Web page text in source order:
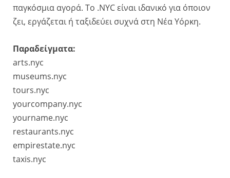
παγκόσμια αγορά. Το .NYC είναι ιδανικό για όποιον
ζει, εργάζεται ή ταξιδεύει συχνά στη Νέα Υόρκη.
Παραδείγματα:
arts.nyc
museums.nyc
tours.nyc
yourcompany.nyc
yourname.nyc
restaurants.nyc
empirestate.nyc
taxis.nyc